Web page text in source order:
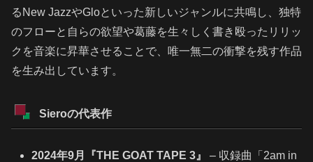
るNew JazzやGloといった新しいジャンルに共鳴し、独特
のフローと自らの欲望や葛藤を生々しく書き殴ったリリッ
クを音楽に昇華させることで、唯一無二の衝撃を残す作品
を生み出しています。
Sieroの代表作
2024年9月『THE GOAT TAPE 3』
– 収録曲「2am in